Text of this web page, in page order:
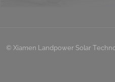
© Xiamen Landpower Solar